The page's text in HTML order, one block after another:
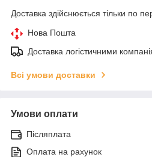
Доставка здійснюється тільки по
Нова Пошта
Доставка логістичними
Всі умови доставки
Умови оплати
Післяплата
Оплата на рахунок